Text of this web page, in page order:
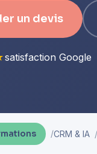
un devis
satisfaction Google
CRM & IA